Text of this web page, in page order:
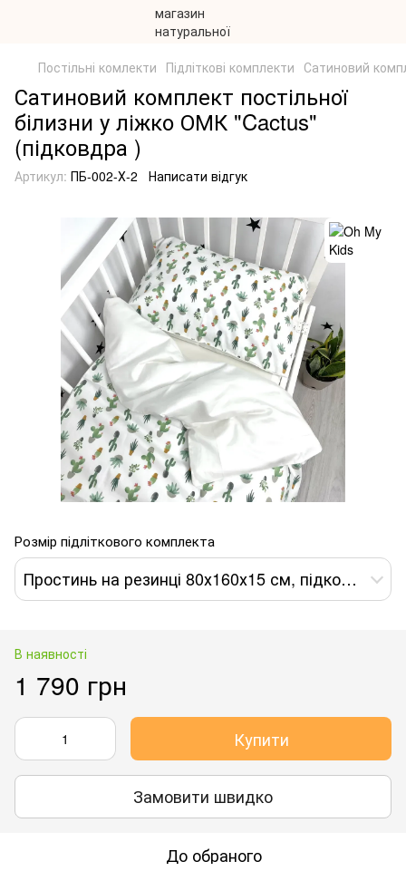
Постільні комлекти Підліткові комплекти Сатиновий
Сатиновий комплект постільної
білизни у ліжко ОМК "Cactus"
(підковдра )
Артикул: ПБ-002-Х-2 Написати відгук
Розмір підліткового комплекта
Простинь на резинці 80х160х15 см, підковдра 110х140 см, наволочка 40х60 см
В наявності
1 790 грн
Купити
Замовити швидко
До обраного